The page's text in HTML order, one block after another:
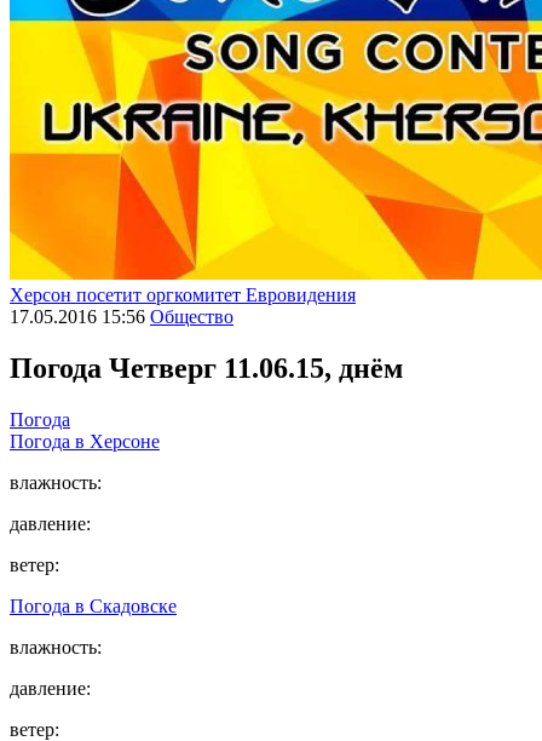
Херсон посетит оргкомитет Евровидения
17.05.2016 15:56 Общество
Погода Четверг 11.06.15, днём
Погода
Погода в Херсоне
влажность:
давление:
ветер:
Погода в Скадовске
влажность:
давление:
ветер: